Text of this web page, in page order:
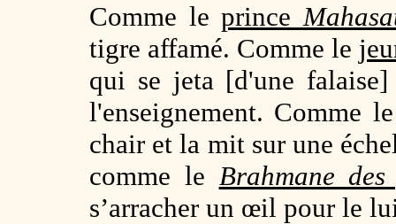
Comme leprince
tigre affamé. Comme le
qui se jeta [d'une
l'enseignement. Comme
chair et la mit sur une
comme le Brahmane
s’arracher un œil pour le